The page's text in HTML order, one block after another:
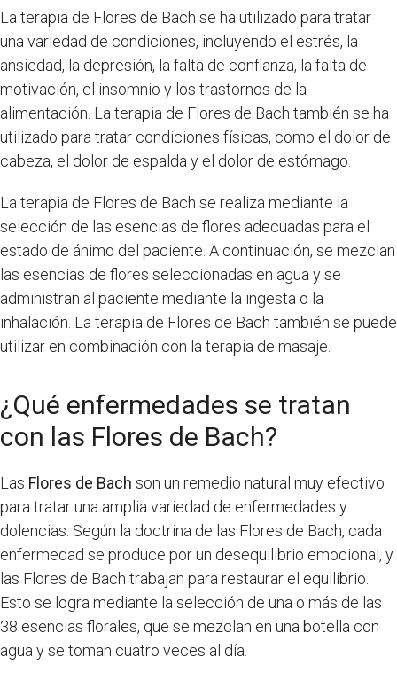
La terapia de Flores de Bach se ha utilizado para tratar
una variedad de condiciones, incluyendo el estrés, la
ansiedad, la depresión, la falta de confianza, la falta de
motivación, el insomnio y los trastornos de la
alimentación. La terapia de Flores de Bach también se ha
utilizado para tratar condiciones físicas, como el dolor de
cabeza, el dolor de espalda y el dolor de estómago.
La terapia de Flores de Bach se realiza mediante la
selección de las esencias de flores adecuadas para el
estado de ánimo del paciente. A continuación, se mezclan
las esencias de flores seleccionadas en agua y se
administran al paciente mediante la ingesta o la
inhalación. La terapia de Flores de Bach también se puede
utilizar en combinación con la terapia de masaje.
¿Qué enfermedades se tratan
con las Flores de Bach?
Las Flores de Bach son un remedio natural muy efectivo
para tratar una amplia variedad de enfermedades y
dolencias. Según la doctrina de las Flores de Bach, cada
enfermedad se produce por un desequilibrio emocional, y
las Flores de Bach trabajan para restaurar el equilibrio.
Esto se logra mediante la selección de una o más de las
38 esencias florales, que se mezclan en una botella con
agua y se toman cuatro veces al día.